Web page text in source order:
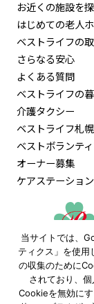
お近くの施設を
はじめての老人
ベストライフの
さらなる安心
よくある質問
ベストライフの
介護タクシー
ベストライフ札幌
ベストボランテ
オーナー募集
ケアステーショ
当サイトでは、
ティクス」を使用
の収集のために
されており、
Cookieを無効に